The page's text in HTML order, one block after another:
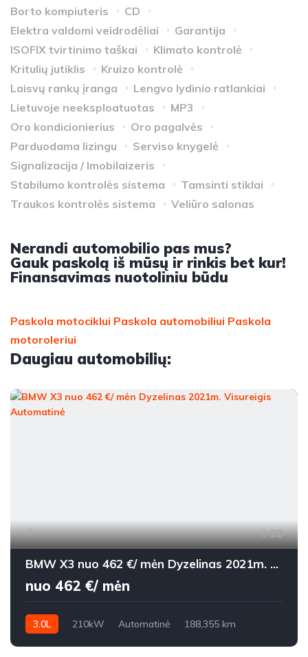
Borto kompiuteris
CD
Elektra valdomi veidrodėliai
Garantija
ISOFIX tvirtinimo taškai
Klimato kontrolė
Kritulių jutiklis
Kruizo kontrolė
Laisvų rankų įranga
Lengvo lydinio ratlankiai
Lietuvoje neeksploatuotas
MP3
Oro kondicionierius
Oro pagalvės
Parduodama lizingu
Serviso knygelė
Signalizacija / Imobilaizeris
Stabilumo kontrolės sistema
Tamsinti stiklai
Traukos kontrolės sistema
Veliūro salonas
Nerandi automobilio pas mus?
Gauk paskolą iš mūsų ir rinkis bet kur!
Finansavimas nuotoliniu būdu
Paskola motociklui Paskola automobiliui Paskola
motoroleriui
Daugiau automobilių:
22
BMW X3 nuo 462 €/ mėn Dyzelinas 2021m. Visureigis Automatinė
nuo 462 €/ mėn
3.0L 210kW Automatinė
188,355 km